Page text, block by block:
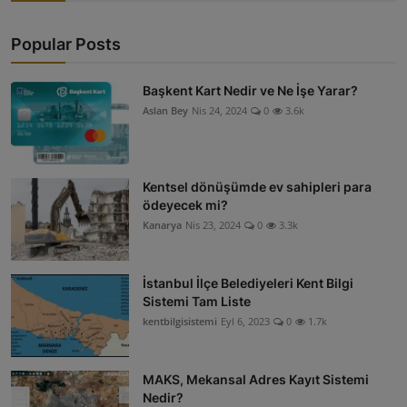
Popular Posts
Başkent Kart Nedir ve Ne İşe Yarar?
Aslan Bey Nis 24, 2024 0 3.6k
Kentsel dönüşümde ev sahipleri para
ödeyecek mi?
Kanarya Nis 23, 2024 0 3.3k
İstanbul İlçe Belediyeleri Kent Bilgi
Sistemi Tam Liste
kentbilgisistemi Eyl 6, 2023 0 1.7k
MAKS, Mekansal Adres Kayıt Sistemi
Nedir?